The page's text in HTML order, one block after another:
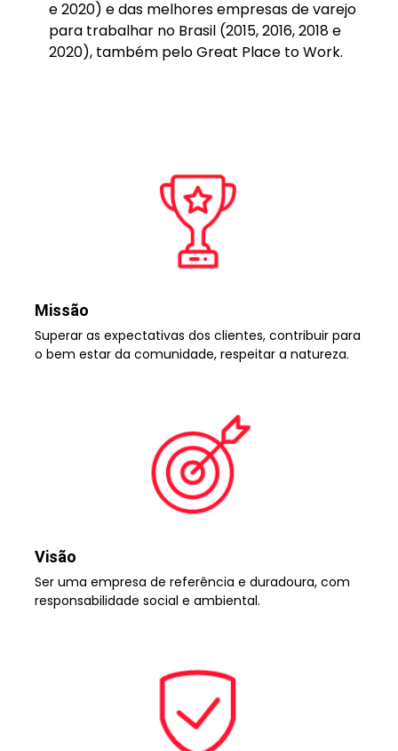
e 2020) e das melhores empresas de varejo
para trabalhar no Brasil (2015, 2016, 2018 e
2020), também pelo Great Place to Work.
Missão
Superar as expectativas dos clientes, contribuir para
o bem estar da comunidade, respeitar a natureza.
Visão
Ser uma empresa de referência e duradoura, com
responsabilidade social e ambiental.